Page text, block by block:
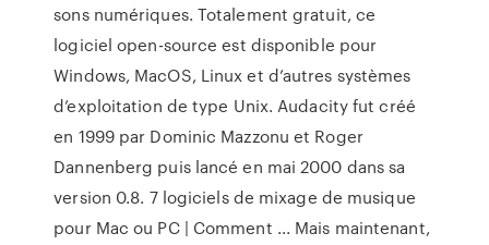
sons numériques. Totalement gratuit, ce
logiciel open-source est disponible pour
Windows, MacOS, Linux et d’autres systèmes
d’exploitation de type Unix. Audacity fut créé
en 1999 par Dominic Mazzonu et Roger
Dannenberg puis lancé en mai 2000 dans sa
version 0.8. 7 logiciels de mixage de musique
pour Mac ou PC | Comment ... Mais maintenant,